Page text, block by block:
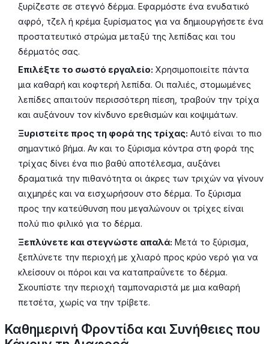
ξυρίζεστε σε στεγνό δέρμα. Εφαρμόστε ένα ενυδατικό
αφρό, τζελ ή κρέμα ξυρίσματος για να δημιουργήσετε ένα
προστατευτικό στρώμα μεταξύ της λεπίδας και του
δέρματός σας.
Επιλέξτε το σωστό εργαλείο: Χρησιμοποιείτε πάντα
μια καθαρή και κοφτερή λεπίδα. Οι παλιές, στομωμένες
λεπίδες απαιτούν περισσότερη πίεση, τραβούν την τρίχα
και αυξάνουν τον κίνδυνο ερεθισμών και κοψιμάτων.
Ξυριστείτε προς τη φορά της τρίχας: Αυτό είναι το πιο
σημαντικό βήμα. Αν και το ξύρισμα κόντρα στη φορά της
τρίχας δίνει ένα πιο βαθύ αποτέλεσμα, αυξάνει
δραματικά την πιθανότητα οι άκρες των τριχών να γίνουν
αιχμηρές και να εισχωρήσουν στο δέρμα. Το ξύρισμα
προς την κατεύθυνση που μεγαλώνουν οι τρίχες είναι
πολύ πιο φιλικό για το δέρμα.
Ξεπλύνετε και στεγνώστε απαλά: Μετά το ξύρισμα,
ξεπλύνετε την περιοχή με χλιαρό προς κρύο νερό για να
κλείσουν οι πόροι και να καταπραΰνετε το δέρμα.
Σκουπίστε την περιοχή ταμποναριστά με μια καθαρή
πετσέτα, χωρίς να την τρίβετε.
Καθημερινή Φροντίδα και Συνήθειες που